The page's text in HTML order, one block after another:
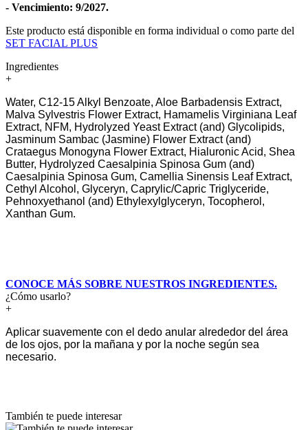
- Vencimiento: 9/2027.
Este producto está disponible en forma individual o como parte del
SET FACIAL PLUS
Ingredientes
+
Water, C12-15 Alkyl Benzoate, Aloe Barbadensis Extract,
Malva Sylvestris Flower Extract, Hamamelis Virginiana Leaf
Extract, NFM, Hydrolyzed Yeast Extract (and) Glycolipids,
Jasminum Sambac (Jasmine) Flower Extract (and)
Crataegus Monogyna Flower Extract, Hialuronic Acid, Shea
Butter, Hydrolyzed Caesalpinia Spinosa Gum (and)
Caesalpinia Spinosa Gum, Camellia Sinensis Leaf Extract,
Cethyl Alcohol, Glyceryn, Caprylic/Capric Triglyceride,
Pehnoxyethanol (and) Ethylexylglyceryn, Tocopherol,
Xanthan Gum.
CONOCE MÁS SOBRE NUESTROS INGREDIENTES.
¿Cómo usarlo?
+
Aplicar suavemente con el dedo anular alrededor del área
de los ojos, por la mañana y por la noche según sea
necesario.
También te puede interesar